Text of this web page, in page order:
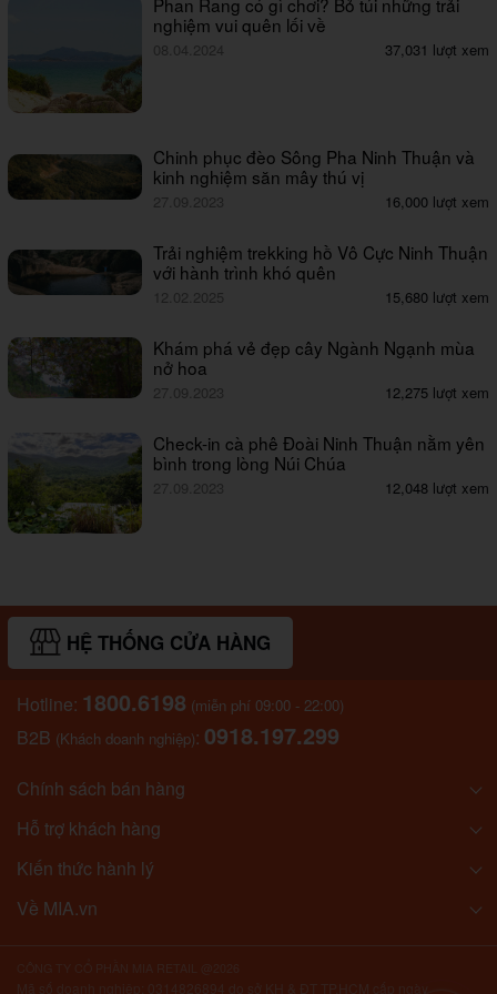
nghiệm vui quên lối về
08.04.2024 37,031 lượt xem
Chinh phục đèo Sông Pha Ninh Thuận và
kinh nghiệm săn mây thú vị
27.09.2023 16,000 lượt xem
Trải nghiệm trekking hồ Vô Cực Ninh Thuận
với hành trình khó quên
12.02.2025 15,680 lượt xem
Khám phá vẻ đẹp cây Ngành Ngạnh mùa
nở hoa
27.09.2023 12,275 lượt xem
Check-in cà phê Đoài Ninh Thuận nằm yên
bình trong lòng Núi Chúa
27.09.2023 12,048 lượt xem
HỆ THỐNG CỬA HÀNG
Hotline: 1800.6198 (miễn phí 09:00 - 22:00)
B2B (Khách doanh nghiệp): 0918.197.299
Chính sách bán hàng
Hỗ trợ khách hàng
Kiến thức hành lý
Về MIA.vn